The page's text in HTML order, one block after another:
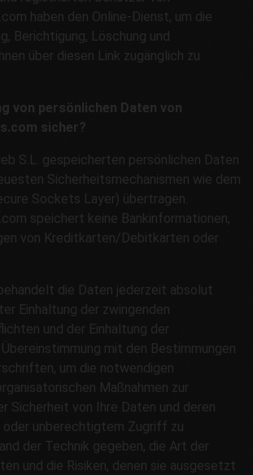
haben den Online-Dienst, um die
Berichtigung, Löschung und
über diesen Link zugänglich zu
von persönlichen Daten von
sicher?
S.L. gespeicherten persönlichen Daten
Sicherheitsmechanismen wie dem
Sockets Layer) übertragen.
speichert keine Bankinformationen,
von Kreditkarten/Debitkarten oder
die Daten jederzeit absolut
Einhaltung der zwingenden
und der Einhaltung der
mit den Bestimmungen
um die notwendigen
Maßnahmen zur
Sicherheit von Ihre Daten und deren
oder unberechtigtem Zugriff zu
der Technik gegeben, die Art der
und die Risiken, denen sie ausgesetzt